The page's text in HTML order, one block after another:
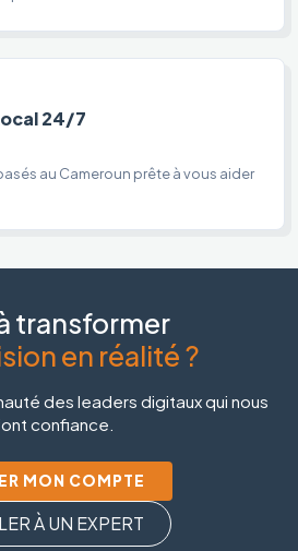
24/7
au Cameroun prête à vous aider
transformer
en réalité ?
des leaders digitaux qui nous
confiance.
MON COMPTE
À UN EXPERT